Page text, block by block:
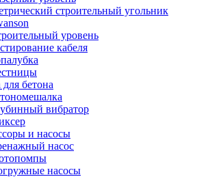
строительный угольник
уровень
кабеля
бетона
вибратор
и насосы
насос
насосы